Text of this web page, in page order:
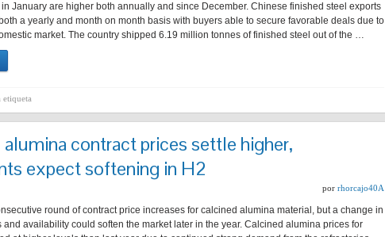
January are higher both annually and since December. Chinese finished steel exports
a yearly and month on month basis with buyers able to secure favorable deals due to
market. The country shipped 6.19 million tonnes of finished steel out of the …
etiqueta
contract prices settle higher,
expect softening in H2
por rhorcajo40A
round of contract price increases for calcined alumina material, but a change in
and availability could soften the market later in the year. Calcined alumina prices for